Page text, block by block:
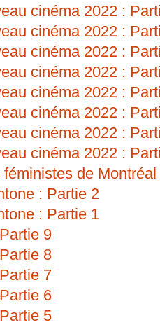
cinéma 2022 :
cinéma 2022 :
cinéma 2022 :
cinéma 2022 :
cinéma 2022 :
cinéma 2022 :
cinéma 2022 :
cinéma 2022 :
de
: Partie 2
: Partie 1
9
8
7
6
5